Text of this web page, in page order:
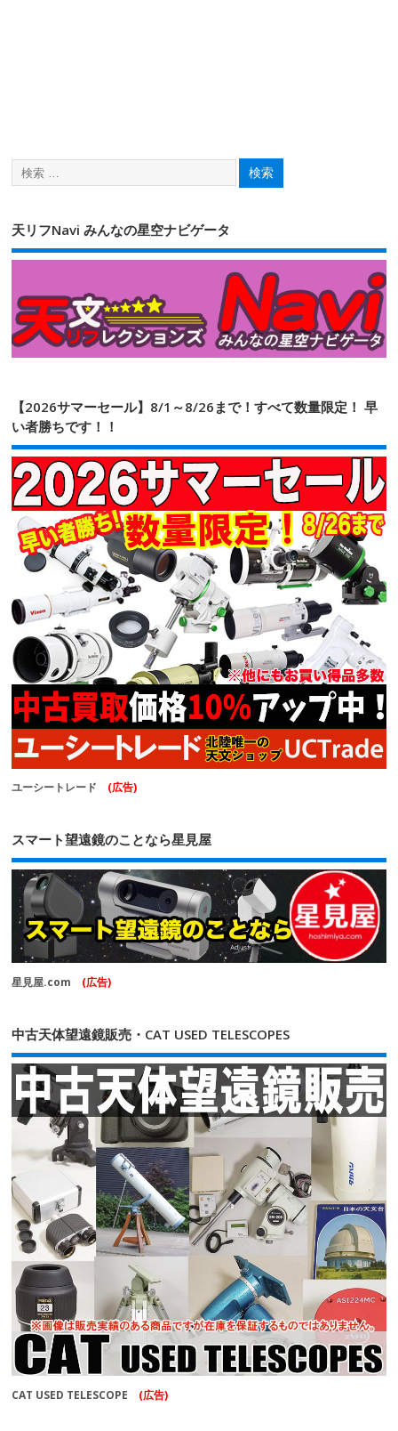
天リフNavi みんなの星空ナビゲータ
【2026サマーセール】8/1～8/26まで！すべて数量限定！ 早
い者勝ちです！！
ユーシートレード (広告)
スマート望遠鏡のことなら星見屋
星見屋.com (広告)
中古天体望遠鏡販売・CAT USED TELESCOPES
CAT USED TELESCOPE (広告)